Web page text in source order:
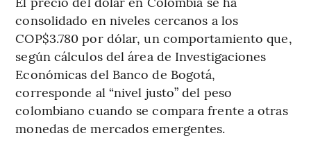
consolidado en niveles cercanos a los
COP$3.780 por dólar, un comportamiento que,
según cálculos del área de Investigaciones
Económicas del Banco de Bogotá,
corresponde al “nivel justo” del peso
colombiano cuando se compara frente a otras
monedas de mercados emergentes.